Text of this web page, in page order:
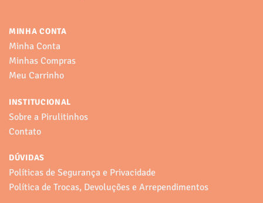
MINHA CONTA
Minha Conta
Minhas Compras
Meu Carrinho
INSTITUCIONAL
Sobre a Pirulitinhos
Contato
DÚVIDAS
Políticas de Segurança e Privacidade
Política de Trocas, Devoluções e Arrependimentos